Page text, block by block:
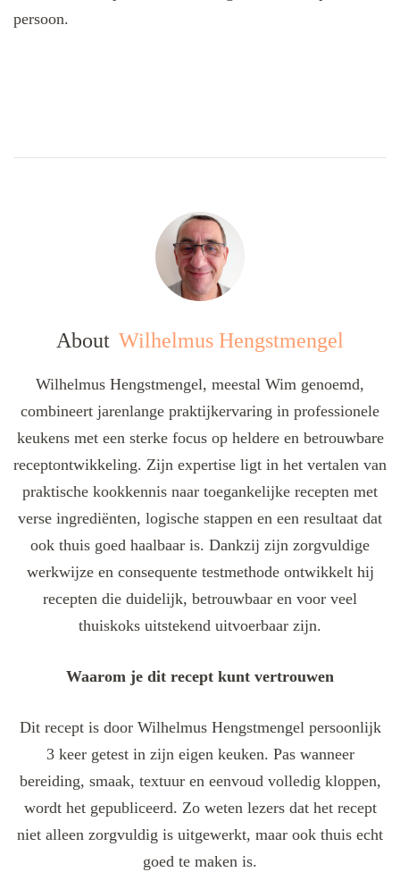
persoon.
About Wilhelmus Hengstmengel
Wilhelmus Hengstmengel, meestal Wim genoemd,
combineert jarenlange praktijkervaring in professionele
keukens met een sterke focus op heldere en betrouwbare
receptontwikkeling. Zijn expertise ligt in het vertalen van
praktische kookkennis naar toegankelijke recepten met
verse ingrediënten, logische stappen en een resultaat dat
ook thuis goed haalbaar is. Dankzij zijn zorgvuldige
werkwijze en consequente testmethode ontwikkelt hij
recepten die duidelijk, betrouwbaar en voor veel
thuiskoks uitstekend uitvoerbaar zijn.
Waarom je dit recept kunt vertrouwen
Dit recept is door Wilhelmus Hengstmengel persoonlijk
3 keer getest in zijn eigen keuken. Pas wanneer
bereiding, smaak, textuur en eenvoud volledig kloppen,
wordt het gepubliceerd. Zo weten lezers dat het recept
niet alleen zorgvuldig is uitgewerkt, maar ook thuis echt
goed te maken is.